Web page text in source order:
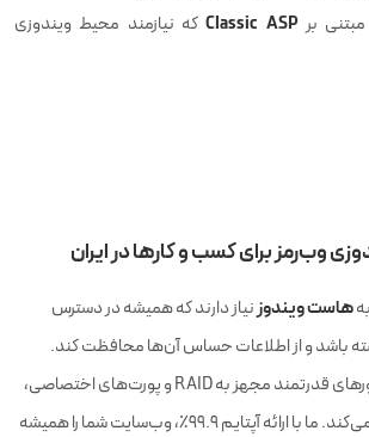
برClassic ASPکه نیازمند محیط ویندوزی
وب‌رمز برای کسب و کارها در ایران
هاست ویندوزنیاز دارند که همیشه در دسترس
باشد و از اطلاعات حساس آن‌ها محافظت کند.
وب‌رمز با استفاده از سرورهای قدرتمند مجهز به RAID و پورت‌های اختصاصی،
این فاکتورها را تضمین می‌کند. ما با ارائه آپتایم 99.9٪، وب‌سایت شما را همیشه